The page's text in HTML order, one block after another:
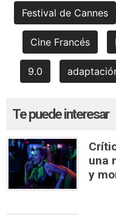
Festival de Cannes
Cine Francés
9.0
Te puede interesar
una
y